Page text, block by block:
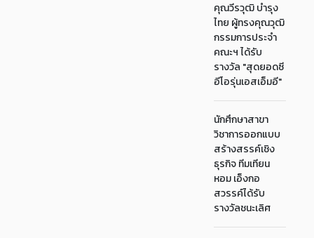
คุณวีรวุฒิ บำรุง
ไทย ผู้ทรงคุณวุฒิ
กรรมการประจำ
คณะฯ ได้รับ
รางวัล "สุดยอดซี
อีโอรุ่นเอสเอ็มอี"
นักศึกษาสาขา
วิชาการออกแบบ
สร้างสรรค์เชิง
ธุรกิจ ทีมเทียน
หอม เอ็งกอ
สวรรค์ได้รับ
รางวัลชนะเลิศ